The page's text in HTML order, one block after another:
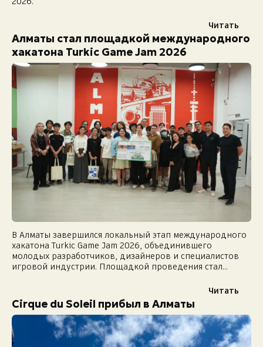
Читать
Алматы стал площадкой международного
хакатона Turkic Game Jam 2026
В Алматы завершился локальный этап международного
хакатона Turkic Game Jam 2026, объединившего
молодых разработчиков, дизайнеров и специалистов
игровой индустрии. Площадкой проведения стал
создавали игровые проекты, вдохновленные...Читать
Cirque du Soleil прибыл в Алматы